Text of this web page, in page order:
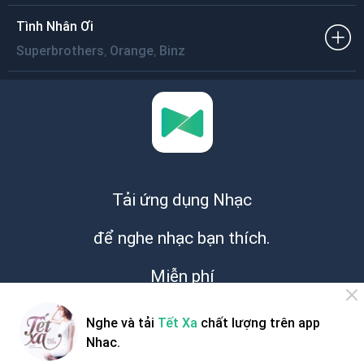
Tình Nhân Ơi
Superbrothers, Orange, Binz
Tải ứng dụng Nhạc
để nghe nhạc bạn thích.
Miễn phí
Nghe và tải Tết Xa chất lượng trên app
Nhac.